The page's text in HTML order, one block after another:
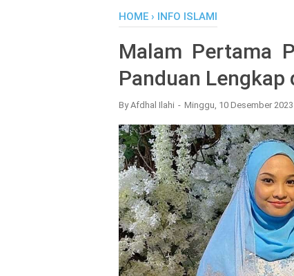
HOME › INFO ISLAMI
Malam Pertama
Panduan Lengkap
ByAfdhal Ilahi Minggu, 10 Desember 2023